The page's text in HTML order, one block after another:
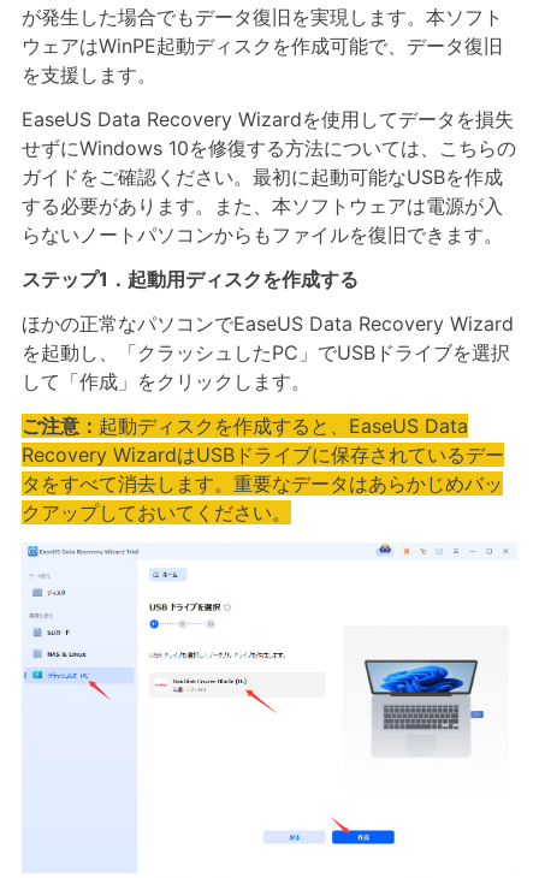
が発生した場合でもデータ復旧を実現します。本ソフト
ウェアはWinPE起動ディスクを作成可能で、データ復旧
を支援します。
EaseUS Data Recovery Wizardを使用してデータを損失
せずにWindows 10を修復する方法については、こちらの
ガイドをご確認ください。最初に起動可能なUSBを作成
する必要があります。また、本ソフトウェアは電源が入
らないノートパソコンからもファイルを復旧できます。
ステップ1．起動用ディスクを作成する
ほかの正常なパソコンでEaseUS Data Recovery Wizard
を起動し、「クラッシュしたPC」でUSBドライブを選択
して「作成」をクリックします。
ご注意： 起動ディスクを作成すると、EaseUS Data
Recovery WizardはUSBドライブに保存されているデー
タをすべて消去します。重要なデータはあらかじめバッ
クアップしておいてください。